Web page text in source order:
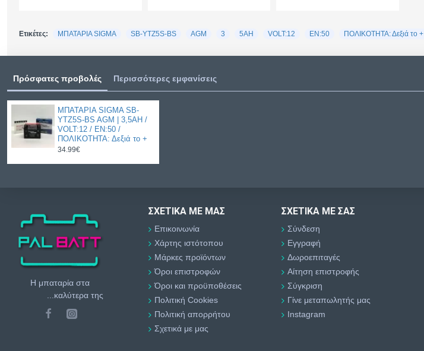
Ετικέτες: ΜΠΑΤΑΡΙΑ SIGMA SB-YTZ5S-BS AGM 3 5AH VOLT:12 EN:50 ΠΟΛΙΚΟΤΗΤΑ: Δεξιά το +
Πρόσφατες προβολές Περισσότερες εμφανίσεις
ΜΠΑΤΑΡΙΑ SIGMA SB-
YTZ5S-BS AGM | 3,5AH /
VOLT:12 / EN:50 /
ΠΟΛΙΚΟΤΗΤΑ: Δεξιά το +
34.99€
Η μπαταρία στα
...καλύτερα της
ΣΧΕΤΙΚΆ ΜΕ ΜΑΣ
Επικοινωνία
Χάρτης ιστότοπου
Μάρκες προϊόντων
Όροι επιστροφών
Όροι και προϋποθέσεις
Πολιτική Cookies
Πολιτική απορρήτου
Σχετικά με μας
ΣΧΕΤΙΚΆ ΜΕ ΣΑΣ
Σύνδεση
Εγγραφή
Δωροεπιταγές
Αίτηση επιστροφής
Σύγκριση
Γίνε μεταπωλητής μας
Instagram